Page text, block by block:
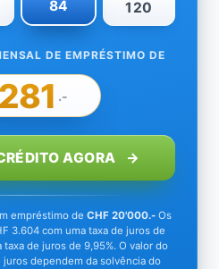
84 120
DE EMPRÉSTIMO DE
281 .-
AGORA
empréstimo de CHF 20'000.- Os
3.604 com uma taxa de juros de
taxa de juros de 9,95%. O valor do
dependem da solvência do